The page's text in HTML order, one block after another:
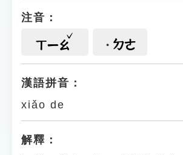
注音：
ㄒㄧㄠ ㄉㄜ
漢語拼音：
xiǎo de
解釋：